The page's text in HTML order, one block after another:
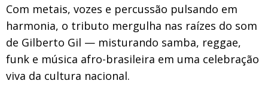
Com metais, vozes e percussão pulsando em
harmonia, o tributo mergulha nas raízes do som
de Gilberto Gil — misturando samba, reggae,
funk e música afro-brasileira em uma celebração
viva da cultura nacional.